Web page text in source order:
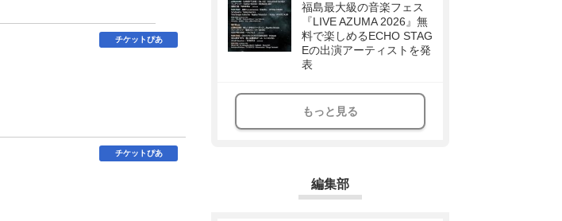
チケットぴあ
チケットぴあ
福島最大級の音楽フェス
『LIVE AZUMA 2026』無
料で楽しめるECHO STAG
Eの出演アーティストを発
表
もっと見る
編集部